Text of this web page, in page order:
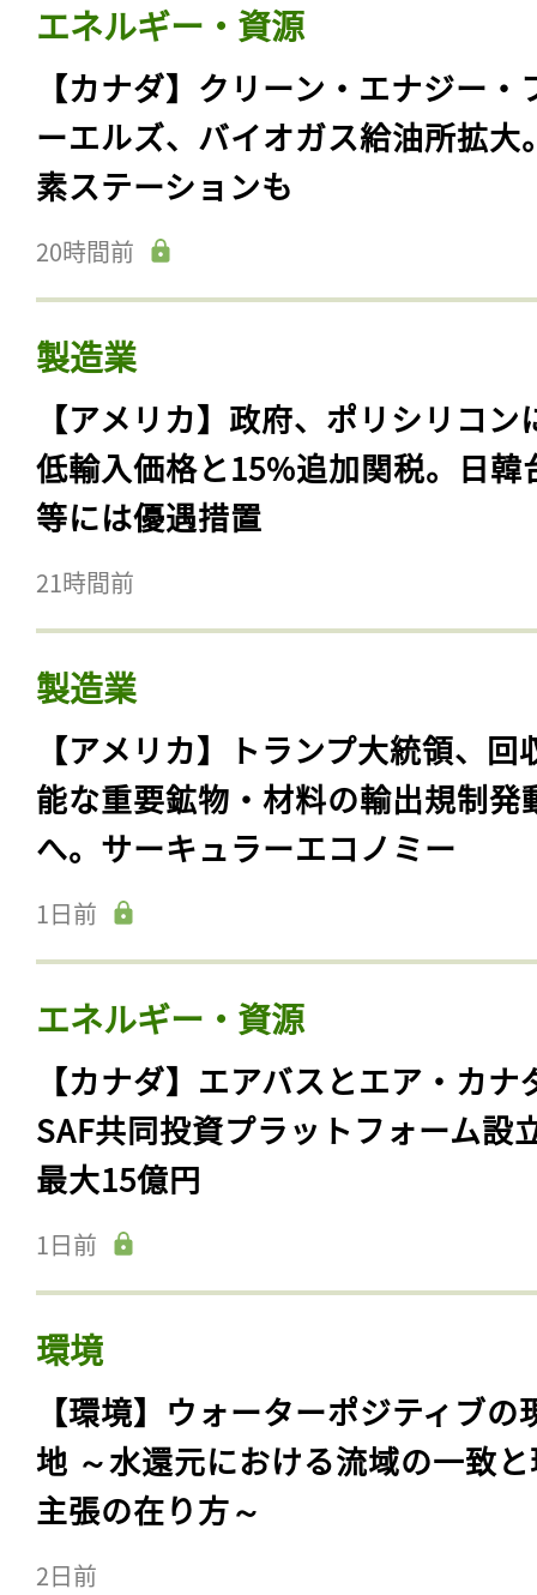
エネルギー・資源
【カナダ】クリーン・エナジー・
ーエルズ、バイオガス給油所拡大
素ステーションも
20時間前
製造業
【アメリカ】政府、ポリシリコン
低輸入価格と15%追加関税。日韓
等には優遇措置
21時間前
製造業
【アメリカ】トランプ大統領、回
能な重要鉱物・材料の輸出規制発
へ。サーキュラーエコノミー
1日前
エネルギー・資源
【カナダ】エアバスとエア・カナ
SAF共同投資プラットフォーム設
最大15億円
1日前
環境
【環境】ウォーターポジティブの
地 ～水還元における流域の一致
主張の在り方～
2日前